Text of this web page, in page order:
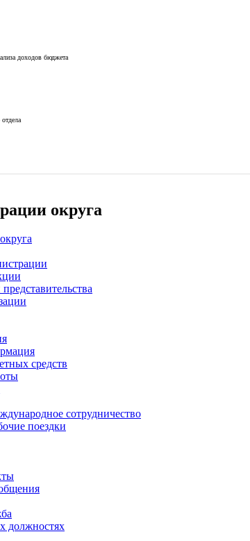
доходов бюджета
округа
средств
сотрудничество
поездки
должностях